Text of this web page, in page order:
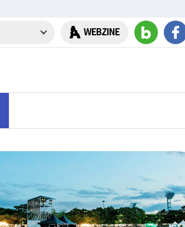
WEBZINE